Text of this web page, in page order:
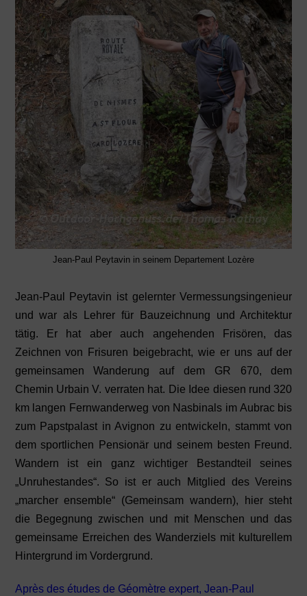
Jean-Paul Peytavin in seinem Departement Lozère
Jean-Paul Peytavin ist gelernter Vermessungsingenieur
und war als Lehrer für Bauzeichnung und Architektur
tätig. Er hat aber auch angehenden Frisören, das
Zeichnen von Frisuren beigebracht, wie er uns auf der
gemeinsamen Wanderung auf dem GR 670, dem
Chemin Urbain V. verraten hat. Die Idee diesen rund 320
km langen Fernwanderweg von Nasbinals im Aubrac bis
zum Papstpalast in Avignon zu entwickeln, stammt von
dem sportlichen Pensionär und seinem besten Freund.
Wandern ist ein ganz wichtiger Bestandteil seines
„Unruhestandes“. So ist er auch Mitglied des Vereins
„marcher ensemble“ (Gemeinsam wandern), hier steht
die Begegnung zwischen und mit Menschen und das
gemeinsame Erreichen des Wanderziels mit kulturellem
Hintergrund im Vordergrund.
Après des études de Géomètre expert, Jean-Paul